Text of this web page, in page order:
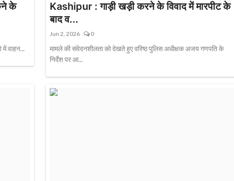
के
में वाहन...
Kashipur : गाड़ी खड़ी करने के विवाद में मारपीट के
बाद व...
Jun 2, 2026 0
मामले की संवेदनशीलता को देखते हुए वरिष्ठ पुलिस अधीक्षक अजय गणपति के
निर्देश पर आ...